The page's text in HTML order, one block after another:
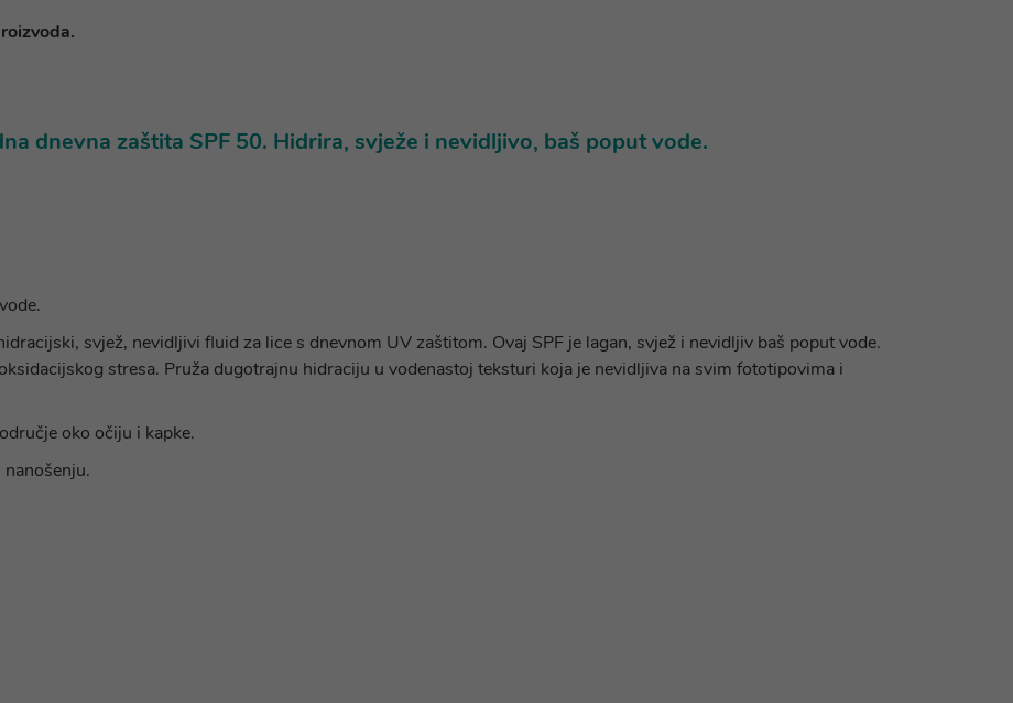
dnevna zaštita SPF 50. Hidrira, svježe i nevidljivo, baš poput vode.
svjež, nevidljivi fluid za lice s dnevnom UV zaštitom. Ovaj SPF je lagan, svjež i nevidljiv baš poput vode.
stresa. Pruža dugotrajnu hidraciju u vodenastoj teksturi koja je nevidljiva na svim fototipovima i
oko očiju i kapke.